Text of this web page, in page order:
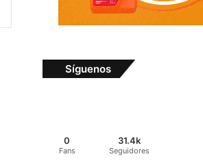
Síguenos
0
Fans
31.4k
Seguidores